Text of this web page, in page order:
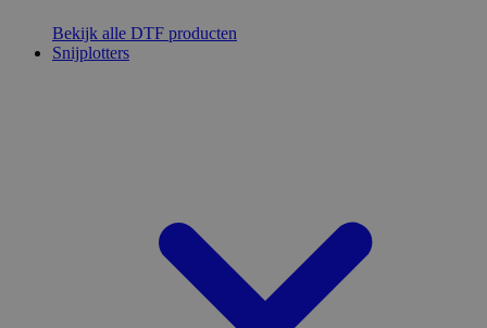
Bekijk alle DTF producten
Snijplotters